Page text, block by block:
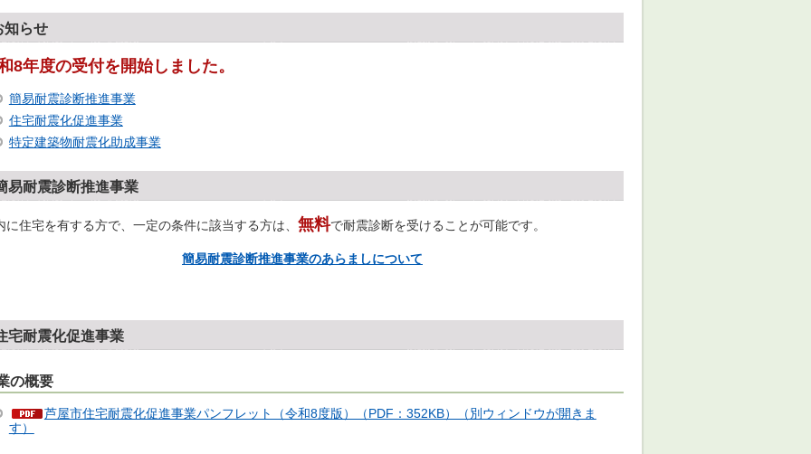
知らせ
8年度の受付を開始しました。
簡易耐震診断推進事業
住宅耐震化促進事業
特定建築物耐震化助成事業
易耐震診断推進事業
に住宅を有する方で、一定の条件に該当する方は、 無料で耐震診断を受けることが可能です。
簡易耐震診断推進事業のあらましについて
宅耐震化促進事業
の概要
芦屋市住宅耐震化促進事業パンフレット（令和8度版）（PDF：352KB）（別ウィンドウが開きま
す）